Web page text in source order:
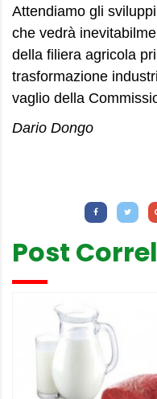
Attendiamo gli
che vedrà
della filiera agricola
trasformazione
vaglio della
Dario Dongo
Post